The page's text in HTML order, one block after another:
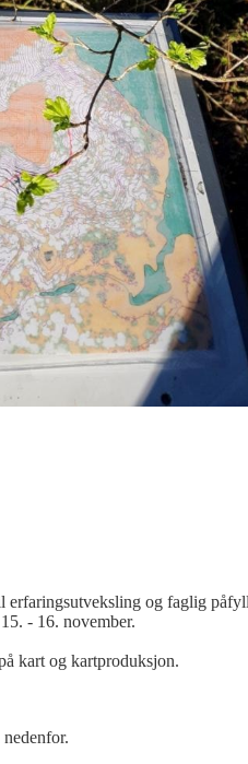
erfaringsutveksling og faglig
- 16. november.
kart og kartproduksjon.